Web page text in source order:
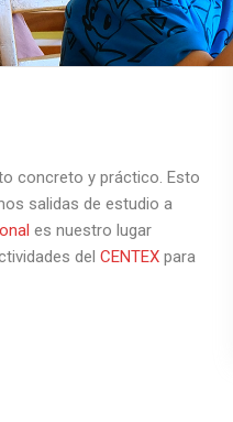
concreto y práctico. Esto
salidas de estudio a
es nuestro lugar
del CENTEX para